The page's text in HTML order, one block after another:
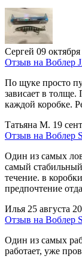
Сергей 09
Отзыв на
По щуке просто
зависает в
каждой коробке.
Татьяна М. 19
Отзыв на Воблер
Один из самых
самый стабильный
течение. в
предпочтение
Илья 25 августа
Отзыв на Воблер
Один из самых
работает, уже